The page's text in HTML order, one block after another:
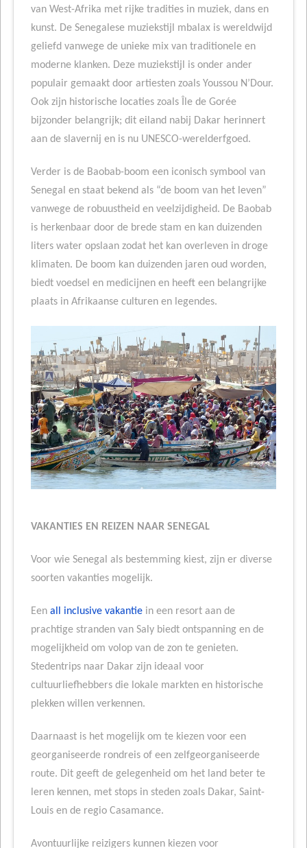
van West-Afrika met rijke tradities in muziek, dans en
kunst. De Senegalese muziekstijl mbalax is wereldwijd
geliefd vanwege de unieke mix van traditionele en
moderne klanken. Deze muziekstijl is onder ander
populair gemaakt door artiesten zoals Youssou N’Dour.
Ook zijn historische locaties zoals Île de Gorée
bijzonder belangrijk; dit eiland nabij Dakar herinnert
aan de slavernij en is nu UNESCO-werelderfgoed.
Verder is de Baobab-boom een iconisch symbool van
Senegal en staat bekend als “de boom van het leven”
vanwege de robuustheid en veelzijdigheid. De Baobab
is herkenbaar door de brede stam en kan duizenden
liters water opslaan zodat het kan overleven in droge
klimaten. De boom kan duizenden jaren oud worden,
biedt voedsel en medicijnen en heeft een belangrijke
plaats in Afrikaanse culturen en legendes.
VAKANTIES EN REIZEN NAAR SENEGAL
Voor wie Senegal als bestemming kiest, zijn er diverse
soorten vakanties mogelijk.
Een all inclusive vakantiein een resort aan de
prachtige stranden van Saly biedt ontspanning en de
mogelijkheid om volop van de zon te genieten.
Stedentrips naar Dakar zijn ideaal voor
cultuurliefhebbers die lokale markten en historische
plekken willen verkennen.
Daarnaast is het mogelijk om te kiezen voor een
georganiseerde rondreis of een zelfgeorganiseerde
route. Dit geeft de gelegenheid om het land beter te
leren kennen, met stops in steden zoals Dakar, Saint-
Louis en de regio Casamance.
Avontuurlijke reizigers kunnen kiezen voor